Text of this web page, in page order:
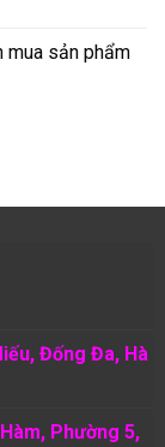
mua sản phẩm
Đống Đa, Hà
Phường 5,